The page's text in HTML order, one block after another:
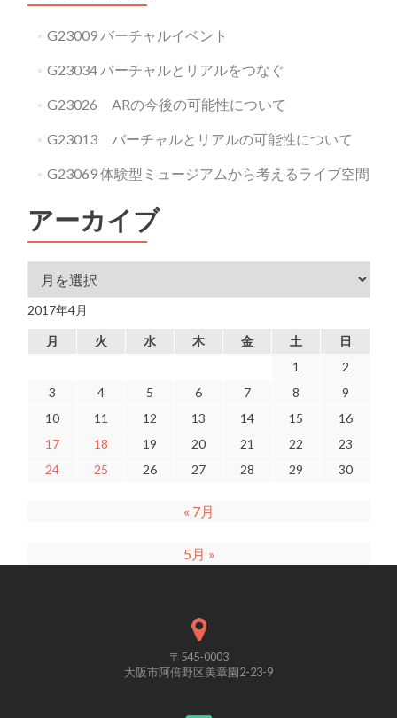
G23009 バーチャルイベント
G23034 バーチャルとリアルをつなぐ
G23026 ARの今後の可能性について
G23013 バーチャルとリアルの可能性について
G23069 体験型ミュージアムから考えるライブ空間
アーカイブ
アーカイブ
2017年4月
月 火 水 木 金 土
日
1
2
3
4 5 6 7 8
9
10
11 12 13 14 15
16
17
18 19 20 21 22
23
24
25 26 27 28 29 30
« 7月
5月 »
〒545-0003
大阪市阿倍野区美章園2-23-9